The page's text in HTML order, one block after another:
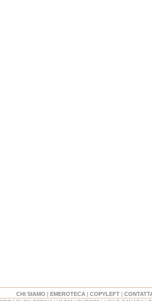
CHI SIAMO | EMEROTECA | COPYLEFT |